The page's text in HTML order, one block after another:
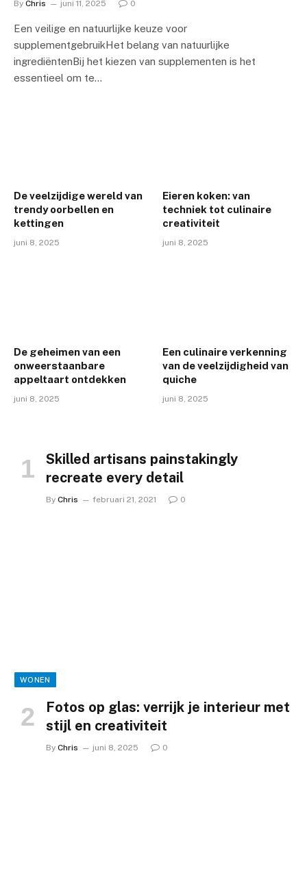
By Chris juni 11, 2025 0
Een veilige en natuurlijke keuze voor
supplementgebruikHet belang van natuurlijke
ingrediëntenBij het kiezen van supplementen is het
essentieel om te…
De veelzijdige wereld van
trendy oorbellen en
kettingen
juni 8, 2025
Eieren koken: van
techniek tot culinaire
creativiteit
juni 8, 2025
De geheimen van een
onweerstaanbare
appeltaart ontdekken
juni 8, 2025
Een culinaire verkenning
van de veelzijdigheid van
quiche
juni 8, 2025
Skilled artisans painstakingly
recreate every detail
By Chris februari 21, 2021 0
WONEN
Fotos op glas: verrijk je interieur met
stijl en creativiteit
By Chris juni 8, 2025 0